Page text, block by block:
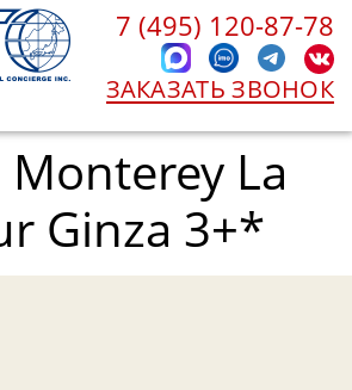
7 (495) 120-87-78
ЗАКАЗАТЬ ЗВОНОК
La
Ginza 3+*